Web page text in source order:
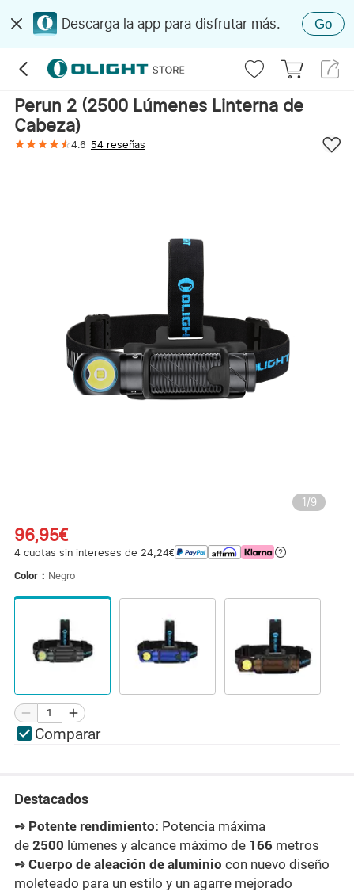
Descarga la app para disfrutar más. Go
Perun 2 (2500 Lúmenes Linterna de
Cabeza)
4.6 54 reseñas
1/9
96,95€
4 cuotas sin intereses de 24,24€
Color： Negro
Comparar
Destacados
➺ Potente rendimiento: Potencia máxima
de 2500 lúmenes y alcance máximo de 166 metros
➺ Cuerpo de aleación de aluminio con nuevo diseño
moleteado para un estilo y un agarre mejorado